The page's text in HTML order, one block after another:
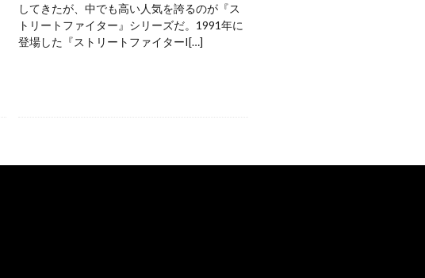
してきたが、中でも高い人気を誇るのが『ス
トリートファイター』シリーズだ。1991年に
登場した『ストリートファイターI[…]